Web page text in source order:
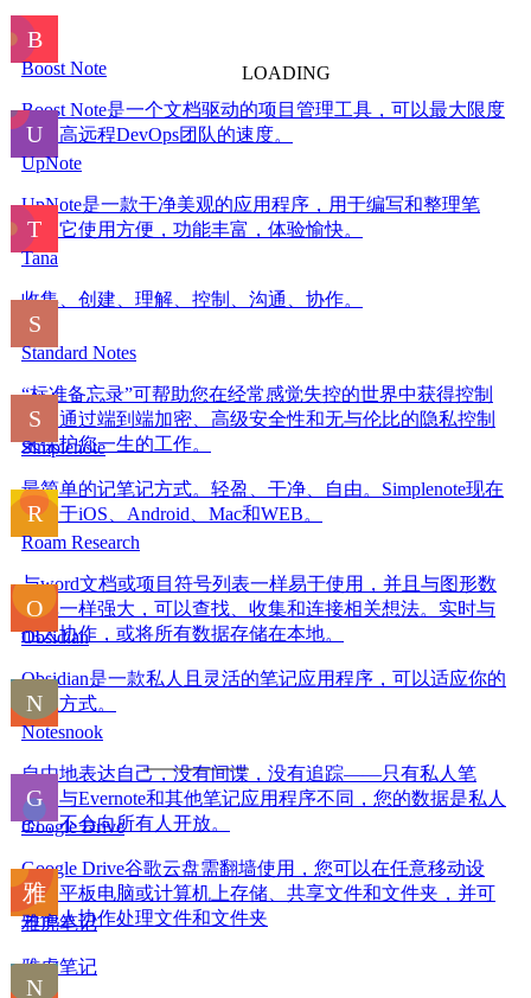
LOADING
Boost Note
Boost Note是一个文档驱动的项目管理工具，可以最大限度
地提高远程DevOps团队的速度。
UpNote
UpNote是一款干净美观的应用程序，用于编写和整理笔
记。它使用方便，功能丰富，体验愉快。
Tana
收集、创建、理解、控制、沟通、协作。
Standard Notes
“标准备忘录”可帮助您在经常感觉失控的世界中获得控制
权。通过端到端加密、高级安全性和无与伦比的隐私控制
来保护您一生的工作。
Simplenote
最简单的记笔记方式。轻盈、干净、自由。Simplenote现在
可用于iOS、Android、Mac和WEB。
Roam Research
与word文档或项目符号列表一样易于使用，并且与图形数
据库一样强大，可以查找、收集和连接相关想法。实时与
他人协作，或将所有数据存储在本地。
Obsidian
Obsidian是一款私人且灵活的笔记应用程序，可以适应你的
思维方式。
Notesnook
自由地表达自己，没有间谍，没有追踪——只有私人笔
记。与Evernote和其他笔记应用程序不同，您的数据是私人
的，不会向所有人开放。
Google Drive
Google Drive谷歌云盘需翻墙使用，您可以在任意移动设
备、平板电脑或计算机上存储、共享文件和文件夹，并可
与他人协作处理文件和文件夹
雅虎笔记
雅虎笔记